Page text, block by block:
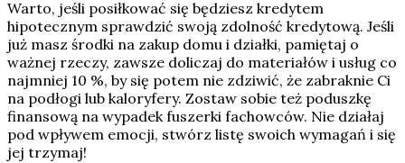
Warto, jeśli posiłkować się będziesz kredytem
hipotecznym sprawdzić swoją zdolność kredytową. Jeśli
już masz środki na zakup domu i działki, pamiętaj o
ważnej rzeczy, zawsze doliczaj do materiałów i usług co
najmniej 10 %, by się potem nie zdziwić, że zabraknie Ci
na podłogi lub kaloryfery. Zostaw sobie też poduszkę
finansową na wypadek fuszerki fachowców. Nie działaj
pod wpływem emocji, stwórz listę swoich wymagań i się
jej trzymaj!